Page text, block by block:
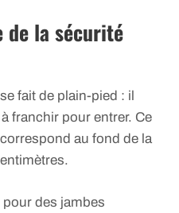
de la sécurité
fait de plain-pied : il
franchir pour entrer. Ce
au fond de la
pour des jambes